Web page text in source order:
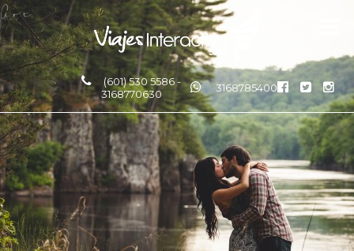
(601) 530 5586 -
3168770630
3168785400